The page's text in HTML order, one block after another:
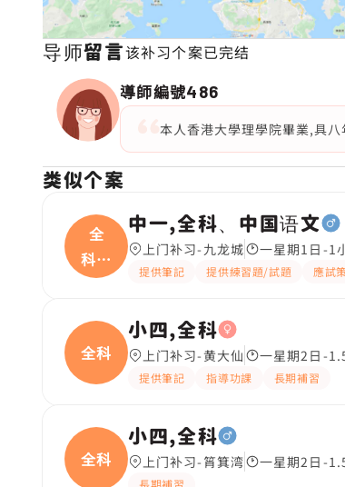
导师留言该补习个案已完结
導師編號486
本人香港大學理學院畢業,具
类似个案
全
科、
中国
中一,全科、中国语文
上门补习-九龙城 一星期1日-1
提供筆記 提供練習題/試題 應試
全科
小四,全科
上门补习-黄大仙 一星期2日-
提供筆記 指導功課 長期補習
全科
小四,全科
上门补习-筲箕湾 一星期2日-
長期補習